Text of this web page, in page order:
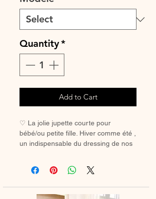
Quantity*
Add to Cart
♡ La jolie jupette courte pour
bébé/ou petite fille. Hiver comme été ,
un indispensable du dressing de nos
à la main.
disponibilité chez mes fournisseurs.